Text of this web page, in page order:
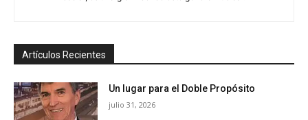
Artículos Recientes
Un lugar para el Doble Propósito
julio 31, 2026